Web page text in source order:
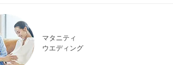
マタニティ
ウエディング